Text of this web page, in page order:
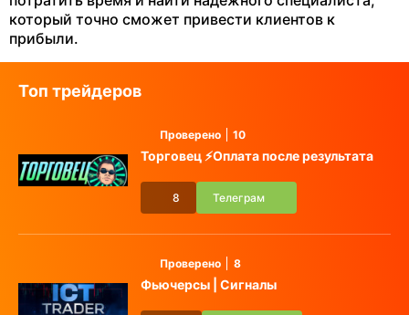
который точно сможет привести клиентов к
прибыли.
Топ трейдеров
Проверено 10
Торговец ⚡️Оплата после результата
8 Телеграм
Проверено 8
Фьючерсы | Сигналы